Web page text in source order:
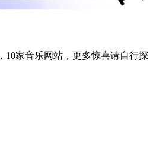
10家音乐网站，更多惊喜请自行探